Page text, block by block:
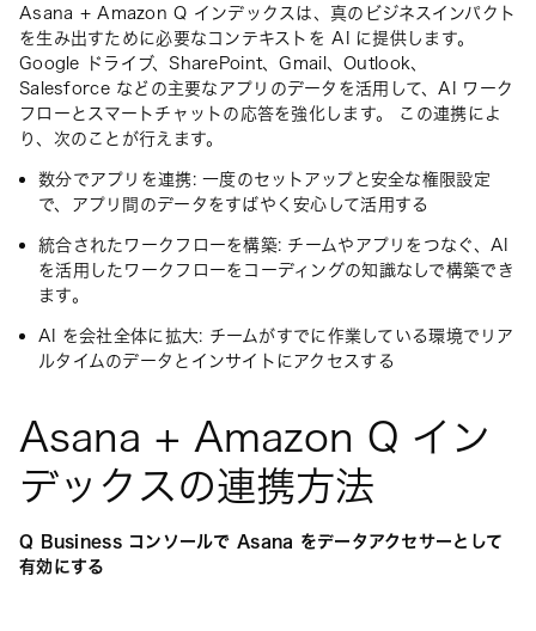
Asana + Amazon Q インデックスは、真のビジネスインパクト
を生み出すために必要なコンテキストを AI に提供します。
Google ドライブ、SharePoint、Gmail、Outlook、
Salesforce などの主要なアプリのデータを活用して、AI ワーク
フローとスマートチャットの応答を強化します。 この連携によ
り、次のことが行えます。
数分でアプリを連携: 一度のセットアップと安全な権限設定
で、アプリ間のデータをすばやく安心して活用する
統合されたワークフローを構築: チームやアプリをつなぐ、AI
を活用したワークフローをコーディングの知識なしで構築でき
ます。
AI を会社全体に拡大: チームがすでに作業している環境でリア
ルタイムのデータとインサイトにアクセスする
Asana + Amazon Q イン
デックスの連携方法
Q Business コンソールで Asana をデータアクセサーとして
有効にする